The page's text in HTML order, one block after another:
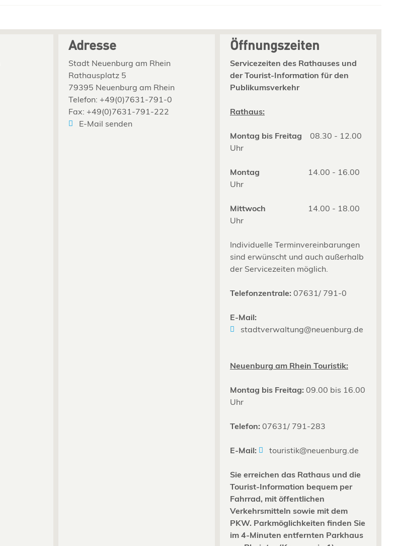
Adresse
Stadt Neuenburg am Rhein
Rathausplatz 5
79395 Neuenburg am Rhein
Telefon: +49(0)7631-791-0
Fax: +49(0)7631-791-222
E-Mail senden
Öffnungszeiten
Servicezeiten des Rathauses und
der Tourist-Information für den
Publikumsverkehr
Rathaus:
Montag bis Freitag 08.30 - 12.00
Uhr
Montag
14.00 - 16.00
Uhr
Mittwoch
14.00 - 18.00
Uhr
Individuelle Terminvereinbarungen
sind erwünscht und auch außerhalb
der Servicezeiten möglich.
Telefonzentrale: 07631/ 791-0
E-Mail:
stadtverwaltung@neuenburg.de
Neuenburg am Rhein Touristik:
Montag bis Freitag: 09.00 bis 16.00
Uhr
Telefon: 07631/ 791-283
E-Mail: touristik@neuenburg.de
Sie erreichen das Rathaus und die
Tourist-Information bequem per
Fahrrad, mit öffentlichen
Verkehrsmitteln sowie mit dem
PKW. Parkmöglichkeiten finden Sie
im 4-Minuten entfernten Parkhaus